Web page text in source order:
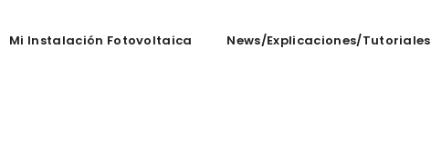
Mi Instalación Fotovoltaica News/Explicaciones/tutoriales